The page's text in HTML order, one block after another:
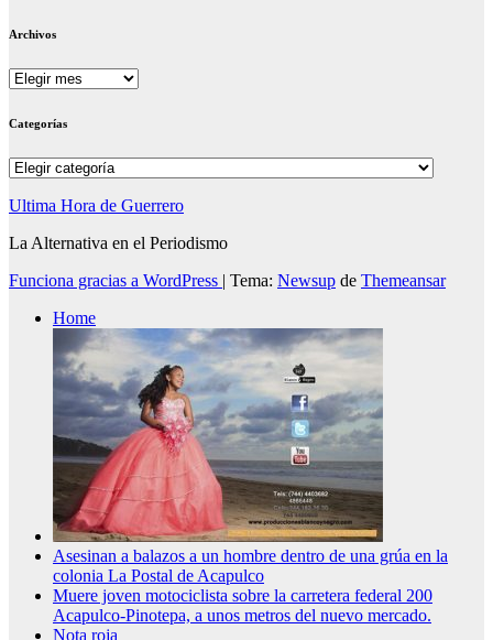
Archivos
Archivos
Categorías
Categorías
Ultima Hora de Guerrero
La Alternativa en el Periodismo
Funciona gracias a WordPress | Tema: Newsup de Themeansar
Home
Asesinan a balazos a un hombre dentro de una grúa en la
colonia La Postal de Acapulco
Muere joven motociclista sobre la carretera federal 200
Acapulco-Pinotepa, a unos metros del nuevo mercado.
Nota roja